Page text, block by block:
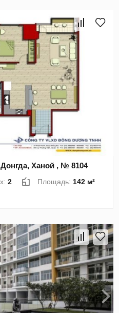
Ханой , № 8104
2 Площадь: 142 м²